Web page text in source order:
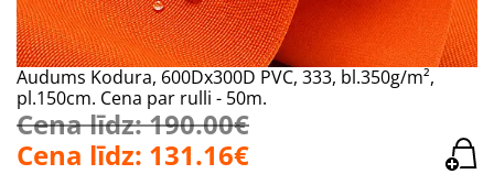
Audums Kodura, 600Dx300D PVC, 333, bl.350g/m²,
pl.150cm. Cena par rulli - 50m.
Cena līdz: 190.00€
Cena līdz: 131.16€